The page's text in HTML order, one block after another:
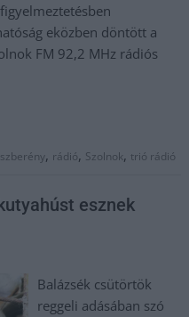
eközben döntött a
FM 92,2 MHz rádiós
, rádió, Szolnok, trió rádió
esznek
Balázsék csütörtök
reggeli adásában szó